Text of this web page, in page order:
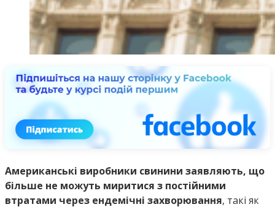
Американські виробники свинини заявляють, що
більше не можуть миритися з постійними
втратами через ендемічні захворювання, такі як